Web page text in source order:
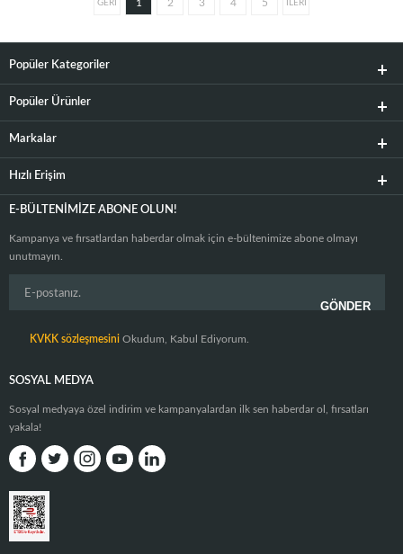
1 2 3 4 5
Popüler Kategoriler
Popüler Ürünler
Markalar
Hızlı Erişim
E-BÜLTENIMIZE ABONE OLUN!
Kampanya ve fırsatlardan haberdar olmak için e-bültenimize abone olmayı
unutmayın.
KVKK sözleşmesini Okudum, Kabul Ediyorum.
SOSYAL MEDYA
Sosyal medyaya özel indirim ve kampanyalardan ilk sen haberdar ol, fırsatları
yakala!